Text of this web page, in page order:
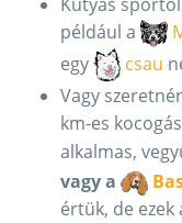
például a
egy
csau
Vagy
km-es
alkalmas,
vagy a
értük, de